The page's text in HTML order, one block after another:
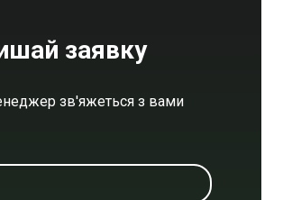
заявку
зв'яжеться з вами